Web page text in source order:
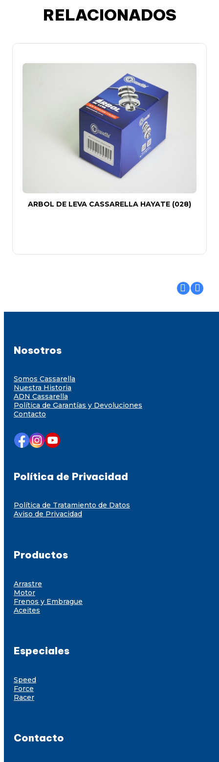
RELACIONADOS
ARBOL DE LEVA CASSARELLA HAYATE (028)
Nosotros
Somos Cassarella
Nuestra Historia
ADN Cassarella
Política de Garantías y Devoluciones
Contacto
Política de Privacidad
Política de Tratamiento de Datos
Aviso de Privacidad
Productos
Arrastre
Motor
Frenos y Embrague
Aceites
Especiales
Speed
Force
Racer
Contacto